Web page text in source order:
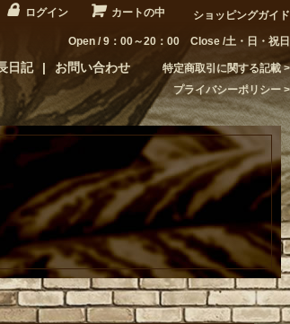
ログイン カートの中 ショッピングガイド
Open / 9：00～20：00 Close /土・日・祝日
日記 お問い合わせ
特定商取引に関する記載
プライバシーポリシー